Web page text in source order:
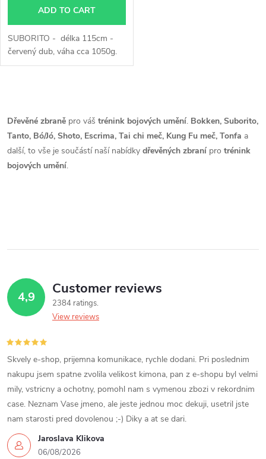
ADD TO CART
SUBORITO - délka 115cm -
červený dub, váha cca 1050g.
i
s
t
g
o
n
t
r
o
l
s
Dřevěné zbraně pro váš trénink bojových umění. Bokken, Suborito,
Tanto, Bó/Jó, Shoto, Escrima, Tai chi meč, Kung Fu meč, Tonfa a
další, to vše je součástí naší nabídky dřevěných zbraní pro trénink
bojových umění.
4,9 Customer reviews
2384 ratings
View reviews
Jaroslava Klikova
06/08/2026
Skvely e-shop, prijemna komunikace, rychle dodani. Pri poslednim
nakupu jsem spatne zvolila velikost kimona, pan z e-shopu byl velmi
mily, vstricny a ochotny, pomohl nam s vymenou zbozi v rekordnim
case. Neznam Vase jmeno, ale jeste jednou moc dekuji, usetril jste
nam starosti pred dovolenou ;-) Diky a at se dari.